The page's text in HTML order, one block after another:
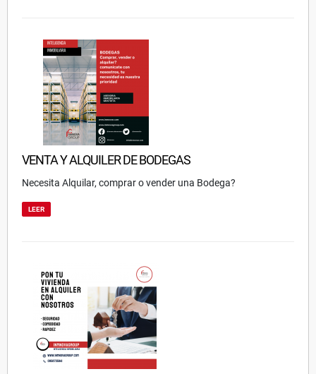
VENTA Y ALQUILER DE BODEGAS
Necesita Alquilar, comprar o vender una Bodega?
LEER